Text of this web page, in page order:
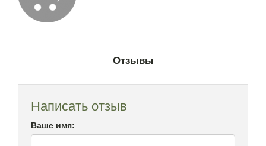
Отзывы
Написать отзыв
Ваше имя: